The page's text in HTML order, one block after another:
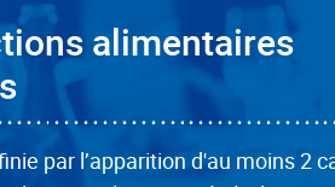
alimentaires
par l’apparition d'au moins 2